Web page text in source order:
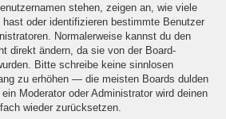
stehen, zeigen an, wie viele
oder identifizieren bestimmte Benutzer
Normalerweise kannst du den
direkt ändern, da sie von der Board-
Bitte schreibe keine sinnlosen
zu erhöhen — die meisten Boards dulden
Moderator oder Administrator wird deinen
wieder zurücksetzen.